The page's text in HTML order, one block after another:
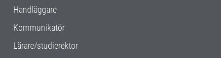
Handläggare
Kommunikatör
Lärare/studierektor